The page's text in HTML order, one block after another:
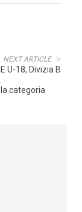
NEXT ARTICLE
U-18, Divizia B
categoria